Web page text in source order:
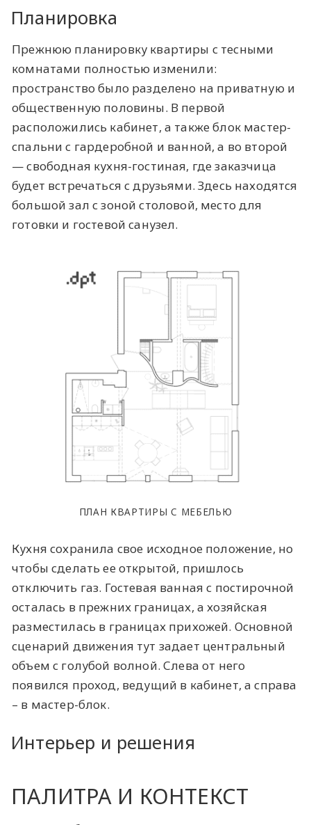
Планировка
Прежнюю планировку квартиры с тесными
комнатами полностью изменили:
пространство было разделено на приватную и
общественную половины. В первой
расположились кабинет, а также блок мастер-
спальни с гардеробной и ванной, а во второй
— свободная кухня-гостиная, где заказчица
будет встречаться с друзьями. Здесь находятся
большой зал с зоной столовой, место для
готовки и гостевой санузел.
ПЛАН КВАРТИРЫ С МЕБЕЛЬЮ
Кухня сохранила свое исходное положение, но
чтобы сделать ее открытой, пришлось
отключить газ. Гостевая ванная с постирочной
осталась в прежних границах, а хозяйская
разместилась в границах прихожей. Основной
сценарий движения тут задает центральный
объем с голубой волной. Слева от него
появился проход, ведущий в кабинет, а справа
– в мастер-блок.
Интерьер и решения
ПАЛИТРА И КОНТЕКСТ